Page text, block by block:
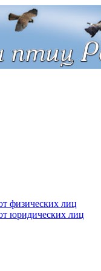
физических лиц
юридических лиц